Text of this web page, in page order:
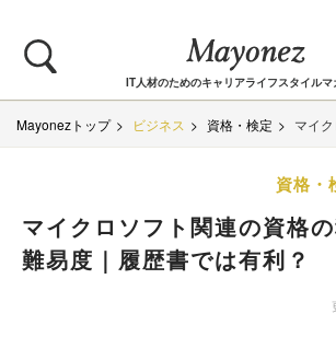
IT人材のためのキャリアライフスタイルマ
Mayonezトップ ビジネス 資格・検定 マイ
資格・
マイクロソフト関連の資格
難易度｜履歴書では有利？